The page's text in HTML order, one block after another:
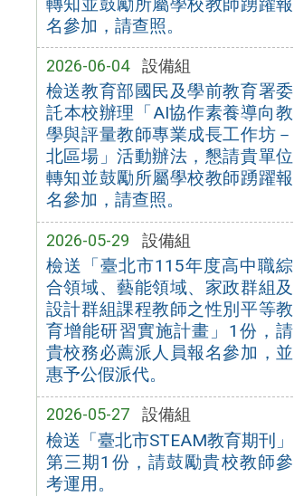
名參加，請查照。
2026-06-04 設備組
檢送教育部國民及學前教育署委
託本校辦理「AI協作素養導向教
學與評量教師專業成長工作坊－
北區場」活動辦法，懇請貴單位
轉知並鼓勵所屬學校教師踴躍報
名參加，請查照。
2026-05-29 設備組
檢送「臺北市115年度高中職綜
合領域、藝能領域、家政群組及
設計群組課程教師之性別平等教
育增能研習實施計畫」1份，請
貴校務必薦派人員報名參加，並
惠予公假派代。
2026-05-27 設備組
檢送「臺北市STEAM教育期刊」
第三期1份，請鼓勵貴校教師參
考運用。